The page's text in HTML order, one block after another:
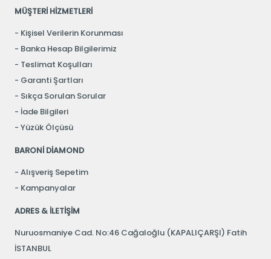
MÜŞTERİ HİZMETLERİ
Kişisel Verilerin Korunması
Banka Hesap Bilgilerimiz
Teslimat Koşulları
Garanti Şartları
Sıkça Sorulan Sorular
İade Bilgileri
Yüzük Ölçüsü
BARONİ DİAMOND
Alışveriş Sepetim
Kampanyalar
ADRES & İLETİŞİM
Nuruosmaniye Cad. No:46 Cağaloğlu (KAPALIÇARŞI) Fatih
İSTANBUL